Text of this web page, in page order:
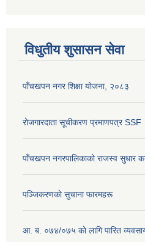
विधुतीय शुसासन सेवा
पाँचखपन नगर शिक्षा योजना, २०८३
रोजगारदाता सूचीकरण प्रमाणपत्र SSF
पाँचखपन नगरपालिकाको राजस्व सुधार
पञ्जिकरणकाे सुचाना फारमहरू
आ. ब. ०७४/०७५ काे लागि पारित